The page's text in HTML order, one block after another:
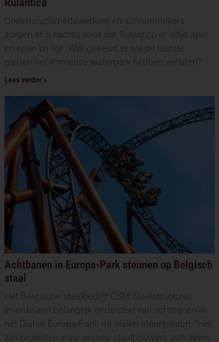
Onderhoudsmedewerkers en schoonmakers
zorgen er ’s nachts voor dat Rulantica er altijd spic
en span bij ligt. Wat gebeurt er als de laatste
gasten het immense waterpark hebben verlaten?
Lees verder »
Achtbanen in Europa-Park steunen op Belgisch
staal
Het Belgische staalbedrijf CSM Steelstructures
leverde een belangrijk onderdeel van achtbanen in
het Duitse Europa-Park: de stalen steunpilaren. “Het
zijn projecten waar andere staalbouwers zich liever